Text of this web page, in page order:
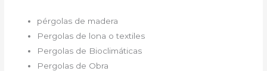
pérgolas de madera
Pergolas de lona o textiles
Pergolas de Bioclimáticas
Pergolas de Obra